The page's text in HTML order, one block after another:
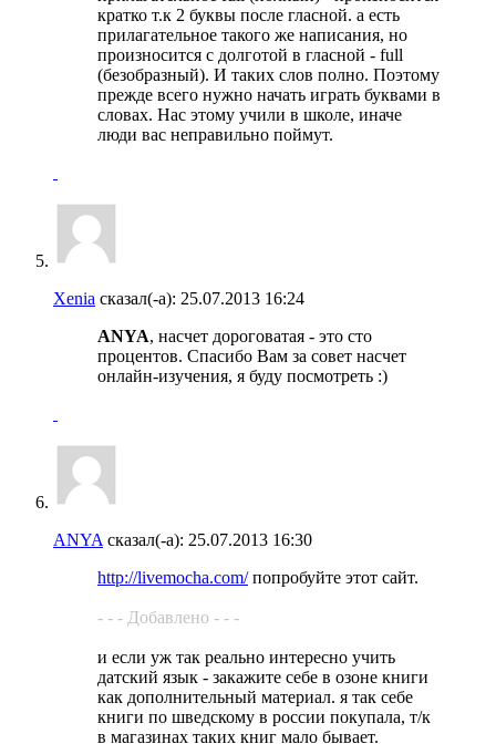
кратко т.к 2 буквы после гласной. а есть
прилагательное такого же написания, но
произносится с долготой в гласной - full
(безобразный). И таких слов полно. Поэтому
прежде всего нужно начать играть буквами в
словах. Нас этому учили в школе, иначе
люди вас неправильно поймут.
Xenia сказал(-а): 25.07.2013 16:24
ANYA, насчет дороговатая - это сто
процентов. Спасибо Вам за совет насчет
онлайн-изучения, я буду посмотреть :)
ANYA сказал(-а): 25.07.2013 16:30
http://livemocha.com/попробуйте этот сайт.
- - - Добавлено - - -
и если уж так реально интересно учить
датский язык - закажите себе в озоне книги
как дополнительный материал. я так себе
книги по шведскому в россии покупала, т/к
в магазинах таких книг мало бывает.